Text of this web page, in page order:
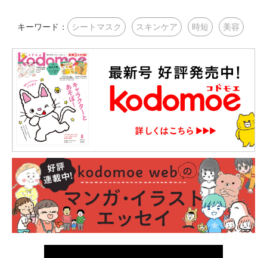
キーワード： シートマスク スキンケア 時短 美容